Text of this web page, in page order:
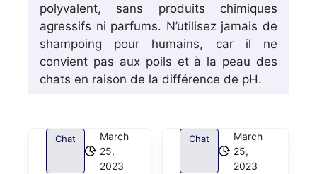
polyvalent, sans produits chimiques
agressifs ni parfums. N’utilisez jamais de
shampoing pour humains, car il ne
convient pas aux poils et à la peau des
chats en raison de la différence de pH.
Chat
March
25,
2023
Chat
March
25,
2023